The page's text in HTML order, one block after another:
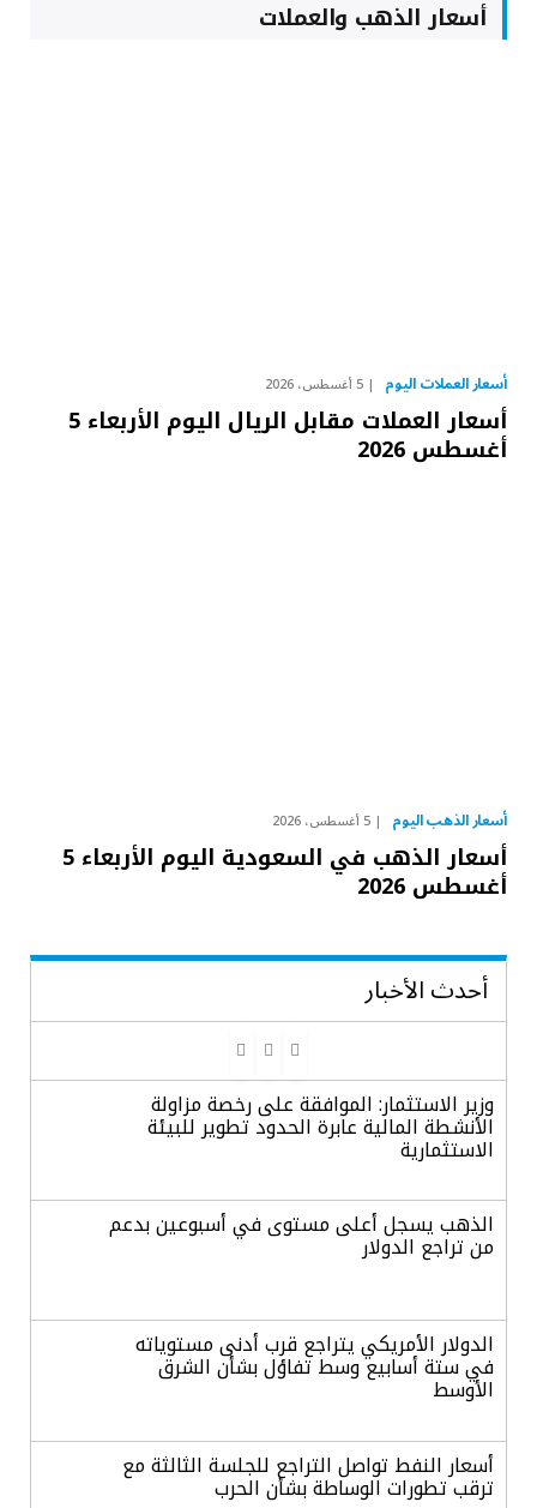
أسعار الذهب والعملات
أسعار العملات اليوم 5 أغسطس، 2026
أسعار العملات مقابل الريال اليوم الأربعاء 5
أغسطس 2026
أسعار الذهب اليوم 5 أغسطس، 2026
أسعار الذهب في السعودية اليوم الأربعاء 5
أغسطس 2026
أحدث الأخبار
وزير الاستثمار: الموافقة على رخصة مزاولة
الأنشطة المالية عابرة الحدود تطوير للبيئة
الاستثمارية
الذهب يسجل أعلى مستوى في أسبوعين بدعم
من تراجع الدولار
الدولار الأمريكي يتراجع قرب أدنى مستوياته
في ستة أسابيع وسط تفاؤل بشأن الشرق
الأوسط
أسعار النفط تواصل التراجع للجلسة الثالثة مع
ترقب تطورات الوساطة بشأن الحرب